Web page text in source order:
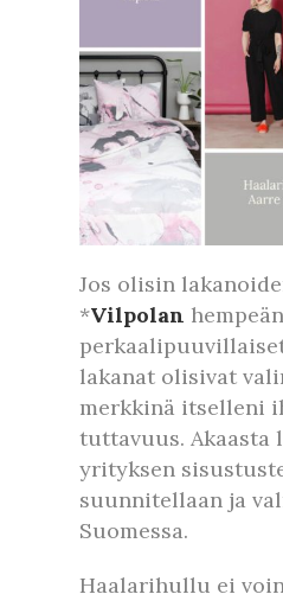
Jos olisin
*Vilpolan
lakanat olisivat
merkkinä itselleni
tuttavuus. Akaasta
yrityksen
suunnitellaan ja
Suomessa.
Haalarihullu ei